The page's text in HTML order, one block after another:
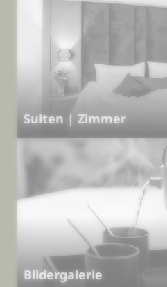
Suiten | Zimmer
Bildergalerie